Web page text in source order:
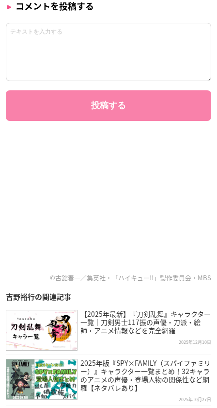
コメントを投稿する
©古舘春一／集英社・「ハイキュー!!」製作委員会・MBS
吉野裕行の関連記事
【2025年最新】『刀剣乱舞』キャラクター
一覧｜刀剣男士117振の声優・刀派・絵
師・アニメ情報などを完全網羅
2025年12月10日
2025年版『SPY×FAMILY（スパイファミリ
ー）』キャラクター一覧まとめ！32キャラ
のアニメの声優・登場人物の関係性など網
羅【ネタバレあり】
2025年10月27日